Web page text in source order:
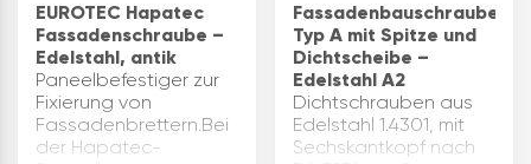
EUROTEC Hapatec
Fassadenschraube –
Edelstahl, antik
Paneelbefestiger zur
Fixierung von
Fassadenbrettern.Bei
der Hapatec-
Fassadenbauschraube
Typ A mit Spitze und
Dichtscheibe –
Edelstahl A2
Dichtschrauben aus
Edelstahl 1.4301, mit
Sechskantkopf nach